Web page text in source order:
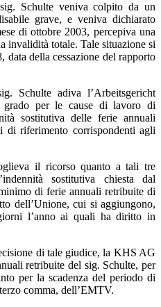
Schulte veniva colpito da un
grave, e veniva dichiarato
di ottobre 2003, percepiva una
invalidità totale. Tale situazione si
data della cessazione del rapporto
Schulte adiva l’Arbeitsgericht
per le cause di lavoro di
sostitutiva delle ferie annuali
di riferimento corrispondenti agli
il ricorso quanto a tali tre
sostitutiva chiesta dal
di ferie annuali retribuite di
dell’Unione, cui si aggiungono,
l’anno ai quali ha diritto in
di tale giudice, la KHS AG
retribuite del sig. Schulte, per
per la scadenza del periodo di
comma, dell’EMTV.